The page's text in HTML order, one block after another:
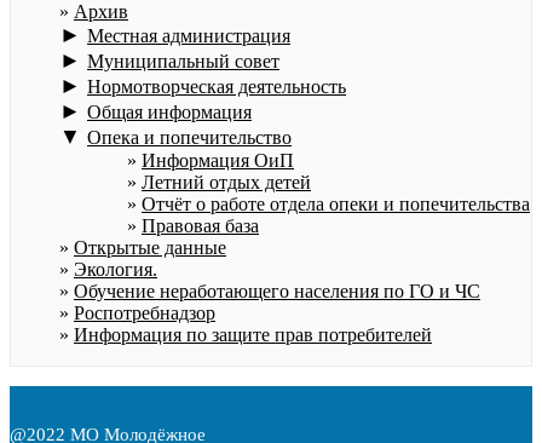
Архив
► Местная администрация
► Муниципальный совет
► Нормотворческая деятельность
► Общая информация
▼ Опека и попечительство
Информация ОиП
Летний отдых детей
Отчёт о работе отдела опеки и попечительства
Правовая база
Открытые данные
Экология.
Обучение неработающего населения по ГО и ЧС
Роспотребнадзор
Информация по защите прав потребителей
@2022 МО Молодёжное